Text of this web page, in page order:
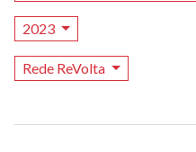
2023
Rede ReVolta